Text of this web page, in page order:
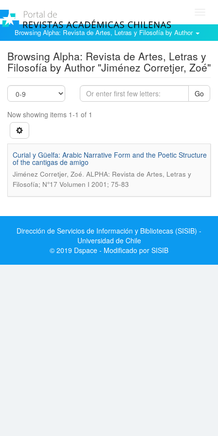
Browsing Alpha: Revista de Artes, Letras y Filosofía by Author
Browsing Alpha: Revista de Artes, Letras y
Filosofía by Author "Jiménez Corretjer, Zoé"
Go
Now showing items 1-1 of 1
Curial y Güelfa: Arabic Narrative Form and the Poetic Structure
of the cantigas de amigo
Jiménez Corretjer, Zoé. ALPHA: Revista de Artes, Letras y
Filosofía; N°17 Volumen I 2001; 75-83
Dirección de Servicios de Información y Bibliotecas (SISIB) -
Universidad de Chile
© 2019 Dspace - Modificado por SISIB